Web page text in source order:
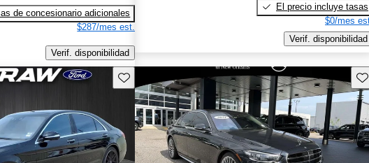
de concesionario adicionales
$287/mes est.
Verif. disponibilidad
El precio incluye tasas
$0/mes
Verif. disponibilidad
Guarda este Aviso